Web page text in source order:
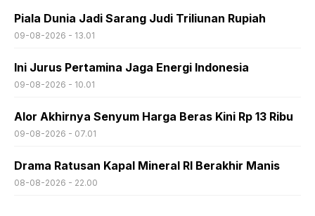
Piala Dunia Jadi Sarang Judi Triliunan Rupiah
09-08-2026 - 13.01
Ini Jurus Pertamina Jaga Energi Indonesia
09-08-2026 - 10.01
Alor Akhirnya Senyum Harga Beras Kini Rp 13 Ribu
09-08-2026 - 07.01
Drama Ratusan Kapal Mineral RI Berakhir Manis
08-08-2026 - 22.00